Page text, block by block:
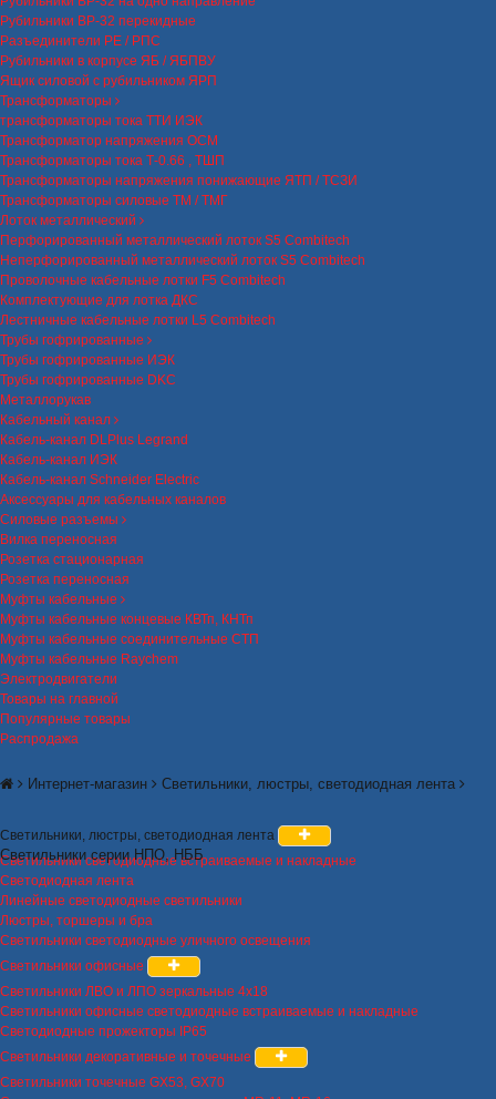
Рубильники ВР-32 перекидные
Разъединители РЕ / РПС
Рубильники в корпусе ЯБ / ЯБПВУ
Ящик силовой с рубильником ЯРП
Трансформаторы
трансформаторы тока ТТИ ИЭК
Трансформатор напряжения ОСМ
Трансформаторы тока Т-0.66 , ТШП
Трансформаторы напряжения понижающие ЯТП / ТСЗИ
Трансформаторы силовые ТМ / ТМГ
Лоток металлический
Перфорированный металлический лоток S5 Combitech
Неперфорированный металлический лоток S5 Combitech
Проволочные кабельные лотки F5 Combitech
Комплектующие для лотка ДКС
Лестничные кабельные лотки L5 Combitech
Трубы гофрированные
Трубы гофрированные ИЭК
Трубы гофрированные DKC
Металлорукав
Кабельный канал
Кабель-канал DLPlus Legrand
Кабель-канал ИЭК
Кабель-канал Schneider Electric
Аксессуары для кабельных каналов
Силовые разъемы
Вилка переносная
Розетка стационарная
Розетка переносная
Муфты кабельные
Муфты кабельные концевые КВТп, КНТп
Муфты кабельные соединительные СТП
Муфты кабельные Raychem
Электродвигатели
Товары на главной
Популярные товары
Распродажа
Интернет-магазин Светильники, люстры, светодиодная лента
Светильники серии НПО, НББ
Светильники, люстры, светодиодная лента
Светильники светодиодные встраиваемые и накладные
Светодиодная лента
Линейные светодиодные светильники
Люстры, торшеры и бра
Светильники светодиодные уличного освещения
Светильники офисные
Светильники ЛВО и ЛПО зеркальные 4х18
Светильники офисные светодиодные встраиваемые и накладные
Светодиодные прожекторы IP65
Светильники декоративные и точечные
Светильники точечные GX53, GX70